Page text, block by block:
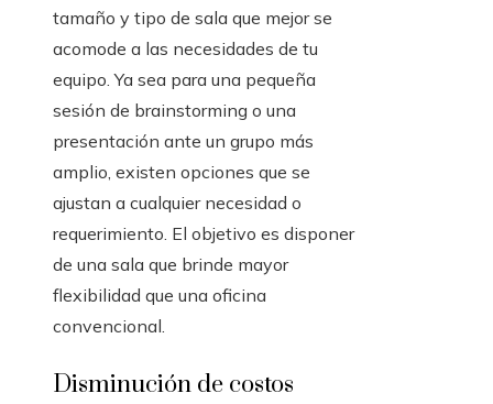
tamaño y tipo de sala que mejor se
acomode a las necesidades de tu
equipo. Ya sea para una pequeña
sesión de brainstorming o una
presentación ante un grupo más
amplio, existen opciones que se
ajustan a cualquier necesidad o
requerimiento. El objetivo es disponer
de una sala que brinde mayor
flexibilidad que una oficina
convencional.
Disminución de costos